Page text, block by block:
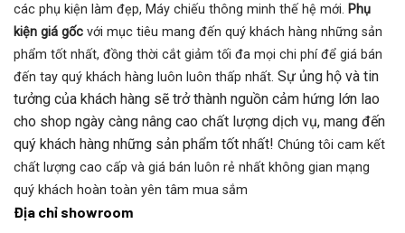
các phụ kiện làm đẹp, Máy chiếu thông minh thế hệ mới. Phụ
kiện giá gốc với mục tiêu mang đến quý khách hàng những sản
phẩm tốt nhất, đồng thời cắt giảm tối đa mọi chi phí để giá bán
đến tay quý khách hàng luôn luôn thấp nhất. Sự ủng hộ và tin
tưởng của khách hàng sẽ trở thành nguồn cảm hứng lớn lao
cho shop ngày càng nâng cao chất lượng dịch vụ, mang đến
quý khách hàng những sản phẩm tốt nhất! Chúng tôi cam kết
chất lượng cao cấp và giá bán luôn rẻ nhất không gian mạng
quý khách hoàn toàn yên tâm mua sắm
Địa chỉ showroom